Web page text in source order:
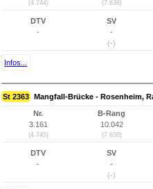
(4.744) (7.638)
DTV
-
SV
-
(-)
Infos...
St 2363 Mangfall-Brücke - Rosenheim,
Nr.
3.161
(4.745)
B-Rang
10.042
(7.638)
DTV
-
SV
-
(-)